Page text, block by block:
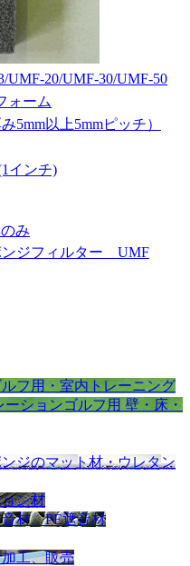
UMF-20/UMF-30/UMF-50
ォーム
5mm以上5mmピッチ）
インチ)
み
ンジフィルター UMF
フ用・室内トレーニング
ションゴルフ用 壁・床・
ジのマット材・ウレタン
ン材
材、PE遮音材
工、販売